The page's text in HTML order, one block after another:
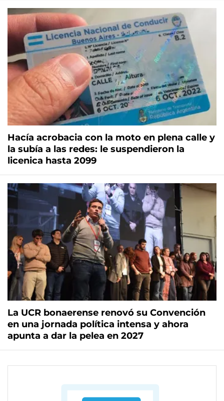
Hacía acrobacia con la moto en plena calle y
la subía a las redes: le suspendieron la
licenica hasta 2099
La UCR bonaerense renovó su Convención
en una jornada política intensa y ahora
apunta a dar la pelea en 2027